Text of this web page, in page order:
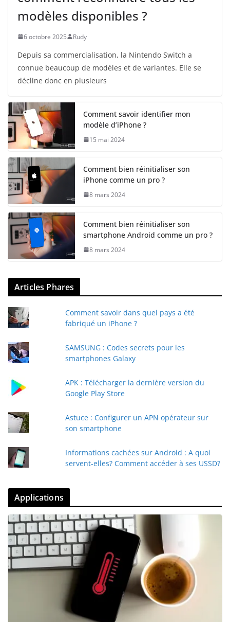
modèles disponibles ?
6 octobre 2025 Rudy
Depuis sa commercialisation, la Nintendo Switch a
connue beaucoup de modèles et de variantes. Elle se
décline donc en plusieurs
Comment savoir identifier mon
modèle d’iPhone ?
15 mai 2024
Comment bien réinitialiser son
iPhone comme un pro ?
8 mars 2024
Comment bien réinitialiser son
smartphone Android comme un pro ?
8 mars 2024
Articles Phares
Comment savoir dans quel pays a été
fabriqué un iPhone ?
SAMSUNG : Codes secrets pour les
smartphones Galaxy
APK : Télécharger la dernière version du
Google Play Store
Astuce : Configurer un APN opérateur sur
son smartphone
Informations cachées sur Android : A quoi
servent-elles? Comment accéder à ses USSD?
Applications